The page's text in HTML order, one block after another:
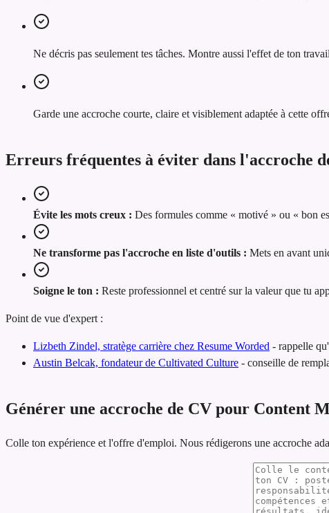
Ne décris pas seulement tes tâches. Montre aussi l'effet de ton
Garde une accroche courte, claire et visiblement adaptée à cette
Erreurs fréquentes à éviter dans l'accroche
Évite les mots creux : Des formules comme « motivé » ou « bon
Ne transforme pas l'accroche en liste d'outils : Mets en avant
Soigne le ton : Reste professionnel et centré sur la valeur que tu
Point de vue d'expert :
Lizbeth Zindel, stratège carrière chez Resume Worded - rappelle
Austin Belcak, fondateur de Cultivated Culture - conseille de
Générer une accroche de CV pour Content
Colle ton expérience et l'offre d'emploi. Nous rédigerons une accroche